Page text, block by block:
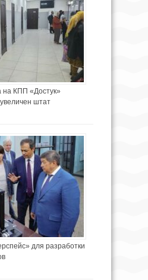
на КПП «Достук»
штат
для разработки